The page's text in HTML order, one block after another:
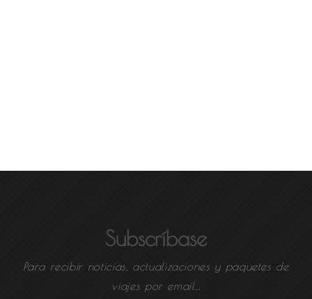
Subscríbase
Para recibir noticias, actualizaciones y paquetes de
viajes por email...